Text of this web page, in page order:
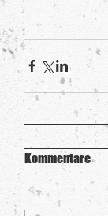
Kommentare